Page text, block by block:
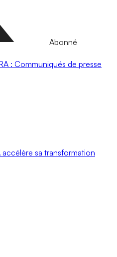
Abonné
: Communiqués de presse
sa transformation